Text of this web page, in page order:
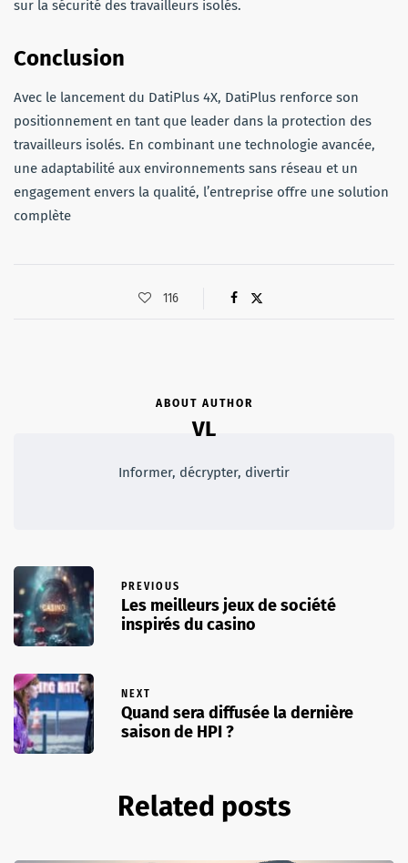
sur la sécurité des travailleurs isolés.
Conclusion
Avec le lancement du DatiPlus 4X, DatiPlus renforce son
positionnement en tant que leader dans la protection des
travailleurs isolés. En combinant une technologie avancée,
une adaptabilité aux environnements sans réseau et un
engagement envers la qualité, l’entreprise offre une solution
complète
116
ABOUT AUTHOR
VL
Informer, décrypter, divertir
PREVIOUS
Les meilleurs jeux de société
inspirés du casino
NEXT
Quand sera diffusée la dernière
saison de HPI ?
Related posts